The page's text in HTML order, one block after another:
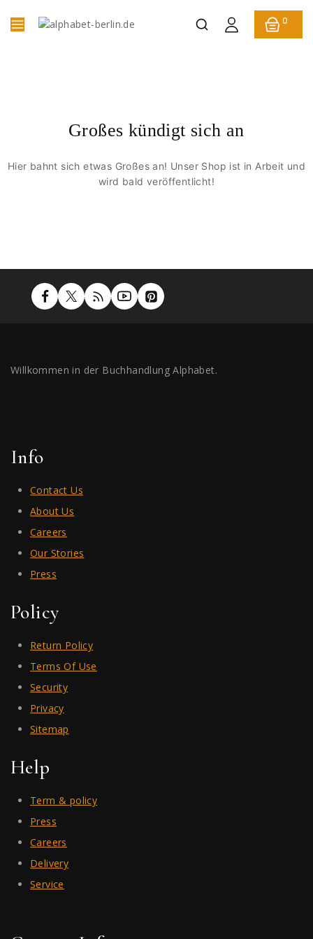
0
Großes kündigt sich an
Hier bahnt sich etwas Großes an! Unser Shop ist in Arbeit und
wird bald veröffentlicht!
Willkommen in der Buchhandlung Alphabet.
Info
Contact Us
About Us
Careers
Our Stories
Press
Policy
Return Policy
Terms Of Use
Security
Privacy
Sitemap
Help
Term & policy
Press
Careers
Delivery
Service